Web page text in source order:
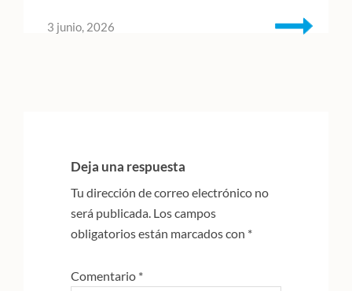
3 junio, 2026
lectores
Deja una respuesta
Tu dirección de correo electrónico no
será publicada. Los campos
obligatorios están marcados con *
Comentario *